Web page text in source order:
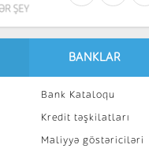
BANKLAR
Bank Kataloqu
Kredit təşkilatları
Maliyyə göstəriciləri